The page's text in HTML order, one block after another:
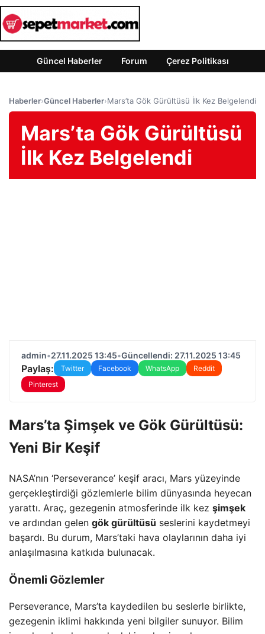
Güncel Haberler Forum Çerez Politikası
Haberler›Güncel Haberler›Mars’ta Gök Gürültüsü İlk Kez Belgelendi
Mars’ta Gök Gürültüsü
İlk Kez Belgelendi
admin•27.11.2025 13:45•Güncellendi: 27.11.2025 13:45
Paylaş: Twitter Facebook WhatsApp
Reddit
Pinterest
Mars’ta Şimşek ve Gök Gürültüsü:
Yeni Bir Keşif
NASA’nın ‘Perseverance’ keşif aracı, Mars yüzeyinde
gerçekleştirdiği gözlemlerle bilim dünyasında heyecan
yarattı. Araç, gezegenin atmosferinde ilk kez şimşek
ve ardından gelen gök gürültüsü seslerini kaydetmeyi
başardı. Bu durum, Mars’taki hava olaylarının daha iyi
anlaşılmasına katkıda bulunacak.
Önemli Gözlemler
Perseverance, Mars’ta kaydedilen bu seslerle birlikte,
gezegenin iklimi hakkında yeni bilgiler sunuyor. Bilim